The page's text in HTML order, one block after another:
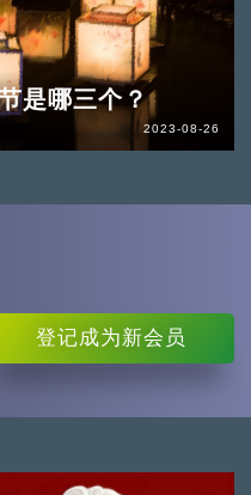
是哪三个？
2023-08-26
登记成为新会员